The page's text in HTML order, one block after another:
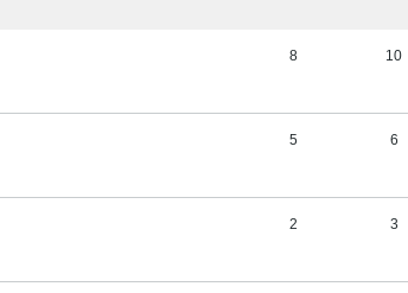
8 10
5 6
2 3